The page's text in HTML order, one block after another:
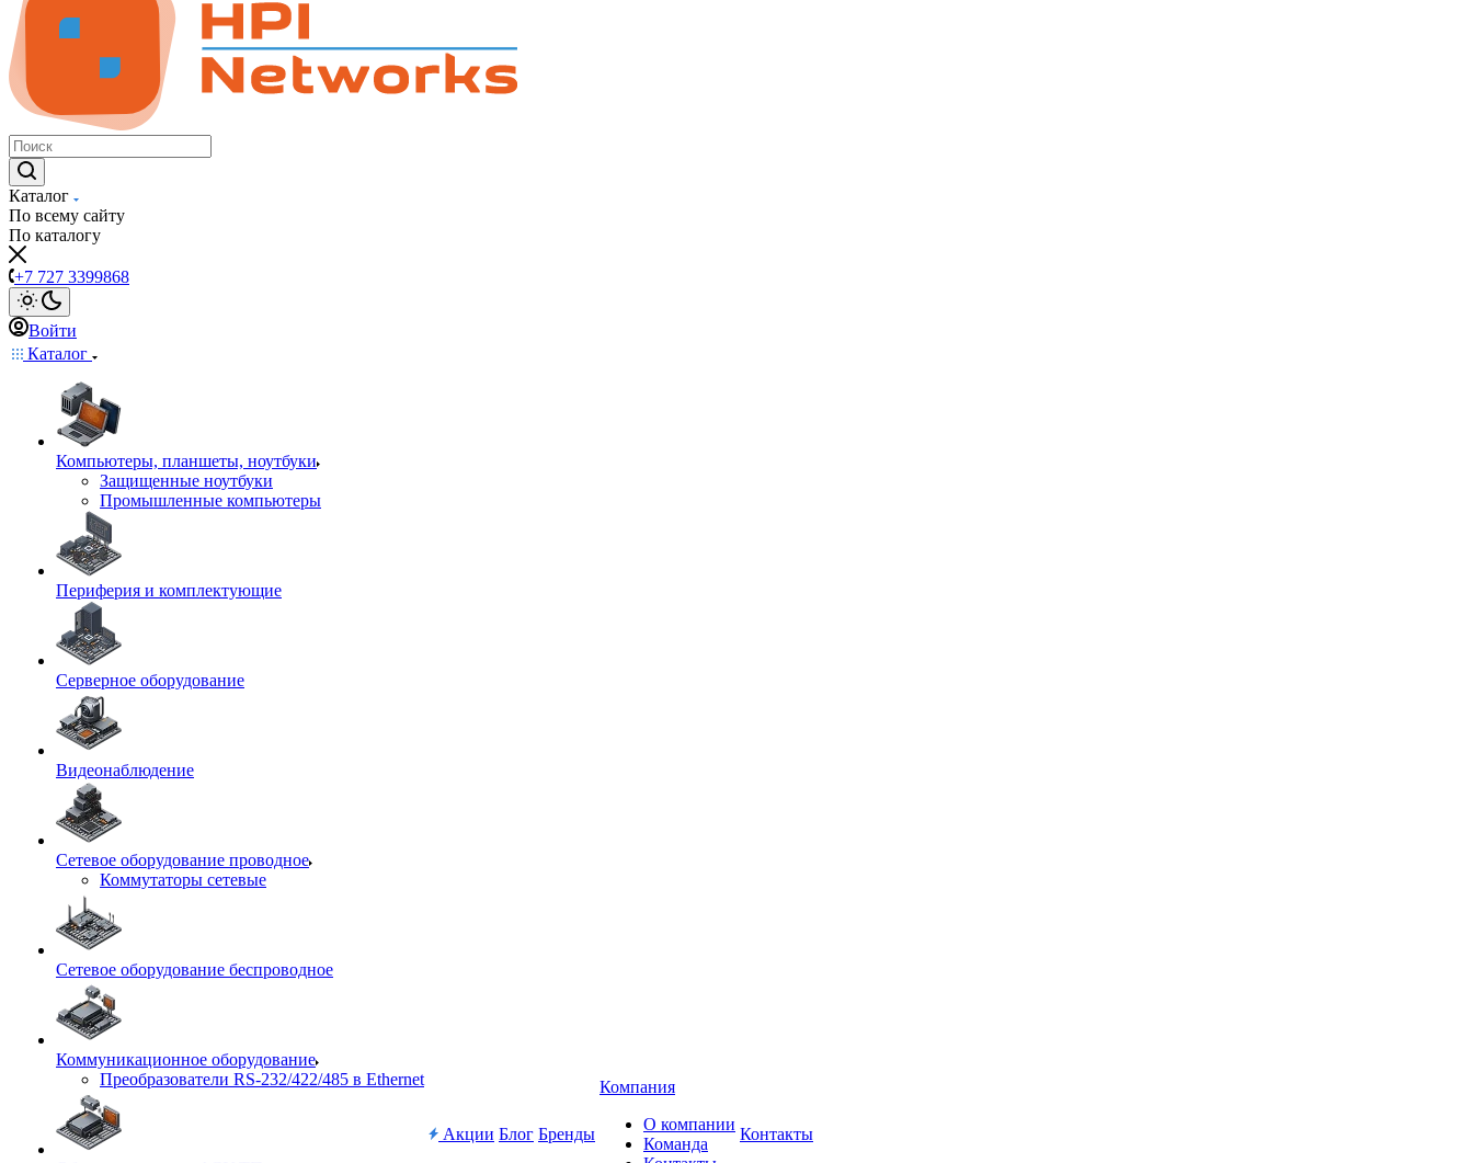
Каталог
По всему сайту
По каталогу
+7 727 3399868
Войти
Каталог
Компьютеры, планшеты, ноутбуки
Защищенные ноутбуки
Промышленные компьютеры
Периферия и комплектующие
Серверное оборудование
Видеонаблюдение
Сетевое оборудование проводное
Коммутаторы сетевые
Сетевое оборудование беспроводное
Коммуникационное оборудование
Преобразователи RS-232/422/485 в Ethernet
Акции Блог Бренды
Компания
О компании
Команда
Контакты